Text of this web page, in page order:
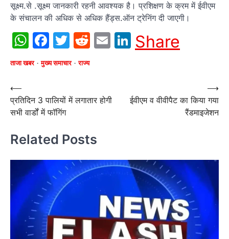
सूक्ष्म.से .सूक्ष्म जानकारी रहनी आवश्यक है। प्रशिक्षण के क्रम में ईवीएम
के संचालन की अधिक से अधिक हैंड्स.ऑन ट्रेनिंग दी जाएगी।
WhatsApp
Facebook
Twitter
Reddit
EmailLinkedIn
Share
ताजा खबर मुख्य समाचार राज्य
Post
navigation
⟵
प्रतिदिन 3 पालियों में लगातार होगी
सभी वार्डों में फॉगिंग
ईवीएम व वीवीपैट का किया गया
रैंडमाइजेशन
⟶
Related Posts